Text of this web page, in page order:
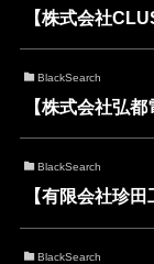
【株式会社
BlackSearch
【株式会社弘
BlackSearch
【有限会社珍
BlackSearch